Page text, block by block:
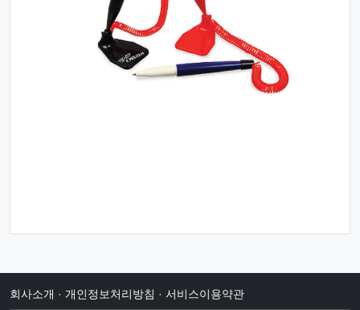
회사소개 · 개인정보처리방침 · 서비스이용약관